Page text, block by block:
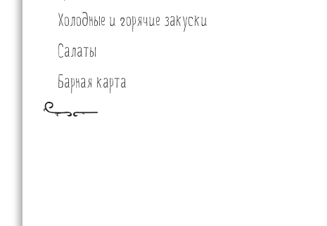
Холодные и горячие закуски
Салаты
Барная карта